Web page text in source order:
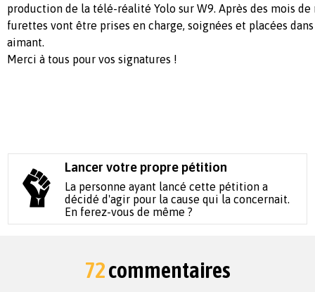
production de la télé-réalité Yolo sur W9. Après des mois
furettes vont être prises en charge, soignées et placées
aimant.
Merci à tous pour vos signatures !
Lancer votre propre pétition
La personne ayant lancé cette pétition a
décidé d'agir pour la cause qui la concernait.
En ferez-vous de même ?
72commentaires